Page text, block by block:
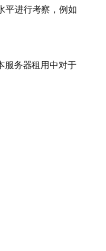
平进行考察，例如
服务器租用中对于